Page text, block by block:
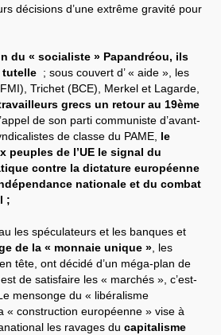
décisions d’une extrême gravité pour
du « socialiste » Papandréou, ils
tutelle ; sous couvert d’ « aide », les
Trichet (BCE), Merkel et Lagarde,
grecs un retour au 19ème
de son parti communiste d’avant-
de classe du PAME, le
peuples de l’UE le signal du
contre la dictature européenne
nationale et du combat
;
les spéculateurs et les banques et
de la « monnaie unique » , les
tête, ont décidé d’un méga-plan de
de satisfaire les « marchés », c’est-
mensonge du « libéralisme
« construction européenne » vise à
les ravages du capitalisme